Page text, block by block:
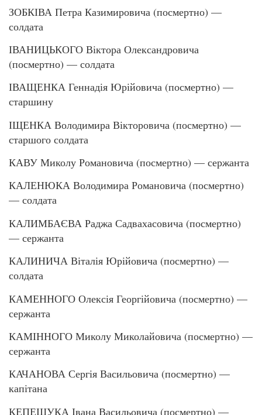
ЗОБКІВА Петра Казимировича (посмертно) —
солдата
ІВАНИЦЬКОГО Віктора Олександровича
(посмертно) — солдата
ІВАЩЕНКА Геннадія Юрійовича (посмертно) —
старшину
ІЩЕНКА Володимира Вікторовича (посмертно) —
старшого солдата
КАВУ Миколу Романовича (посмертно) — сержанта
КАЛЕНЮКА Володимира Романовича (посмертно)
— солдата
КАЛИМБАЄВА Раджа Садвахасовича (посмертно)
— сержанта
КАЛИНИЧА Віталія Юрійовича (посмертно) —
солдата
КАМЕННОГО Олексія Георгійовича (посмертно) —
сержанта
КАМІННОГО Миколу Миколайовича (посмертно) —
сержанта
КАЧАНОВА Сергія Васильовича (посмертно) —
капітана
КЕПЕЩУКА Івана Васильовича (посмертно) —